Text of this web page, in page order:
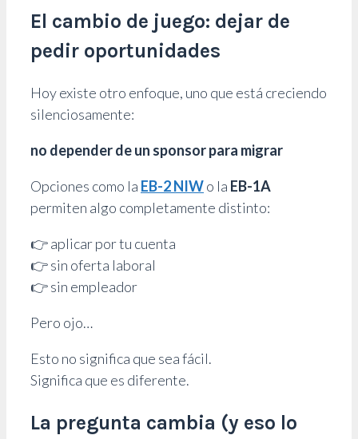
El cambio de juego: dejar de
pedir oportunidades
Hoy existe otro enfoque, uno que está creciendo
silenciosamente:
no depender de un sponsor para migrar
Opciones como la EB-2 NIWo la EB-1A
permiten algo completamente distinto:
👉 aplicar por tu cuenta
👉 sin oferta laboral
👉 sin empleador
Pero ojo…
Esto no significa que sea fácil.
Significa que es diferente.
La pregunta cambia (y eso lo